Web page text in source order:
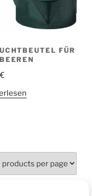
FÜR
€